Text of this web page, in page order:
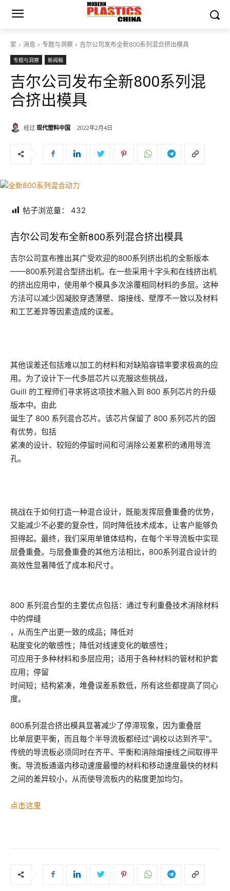
家 消息 专题与洞察 吉尔公司发布全新800系列混合挤出模具
专题与洞察 新闻稿
吉尔公司发布全新800系列混
合挤出模具
经过 现代塑料中国 2022年2月4日
帖子浏览量： 432
吉尔公司发布全新800系列混合挤出模具
吉尔公司宣布推出其广受欢迎的800系列挤出机的全新版本
——800系列混合型挤出机。在一些采用十字头和在线挤出机
的挤出应用中，使用单个模具多次涂覆相同材料的多层。这种
方法可以减少因凝胶穿透薄壁、熔接线、壁厚不一致以及材料
和工艺差异等因素造成的误差。
其他误差还包括难以加工的材料和对缺陷容错率要求极高的应
用。为了设计下一代多层芯片以克服这些挑战，
Guill 的工程师们寻求将这项技术融入到 800 系列芯片的升级
版本中。由此
诞生了 800 系列混合芯片。该芯片保留了 800 系列芯片的固
有优势，包括
紧凑的设计、较短的停留时间和可消除公差累积的通用导流
孔。
挑战在于如何打造一种混合设计，既能发挥层叠重叠的优势，
又能减少不必要的复杂性，同时降低技术成本，让客户能够负
担得起。最终，我们采用单锥体结构，在每个半导流板中实现
层叠重叠。与层叠重叠的其他方法相比，800系列混合设计的
高效性显著降低了成本和尺寸。
800 系列混合型的主要优点包括：通过专利重叠技术消除材料
中的焊缝
，从而生产出更一致的成品；降低对
粘度变化的敏感性；降低对线速变化的敏感性；
可应用于多种材料和多层应用；适用于各种材料的管材和护套
应用；停留
时间短；结构紧凑，堆叠误差系数低，所有这些都提高了同心
度。
800系列混合挤出模具显著减少了停滞现象，因为重叠层
比单层更平衡，而且每个半导流板都经过“调校以达到齐平”。
传统的导流板必须同时在齐平、平衡和消除熔接线之间取得平
衡。导流板通道内移动速度最慢的材料和移动速度最快的材料
之间的差异较小，从而使导流板内的粘度更加均匀。
点击这里